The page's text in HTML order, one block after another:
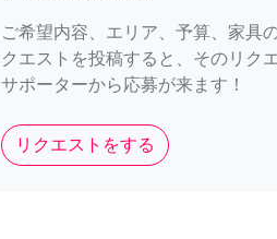
ご希望内容、エリア、予算、家具
クエストを投稿すると、そのリク
サポーターから応募が来ます！
リクエストをする